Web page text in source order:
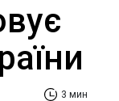
3 мин